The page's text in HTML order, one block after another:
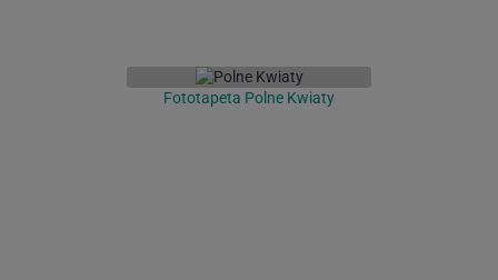
Fototapeta Polne Kwiaty